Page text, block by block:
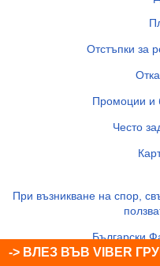
Отстъпки за
Промоции и
Често
При възникване на спор,
Български
-> ВЛЕЗ ВЪВ VIBER